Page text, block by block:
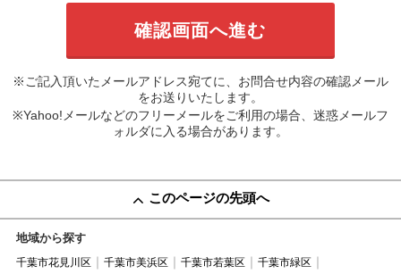
※ご記入頂いたメールアドレス宛てに、お問合せ内容の確認メール
をお送りいたします。
※Yahoo!メールなどのフリーメールをご利用の場合、迷惑メールフ
ォルダに入る場合があります。
このページの先頭へ
地域から探す
千葉市花見川区 千葉市美浜区 千葉市若葉区
千葉市緑区